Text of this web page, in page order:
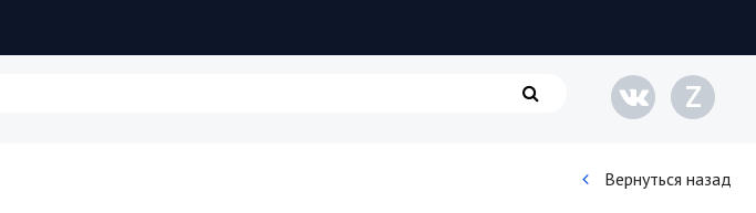
Z
Вернуться назад